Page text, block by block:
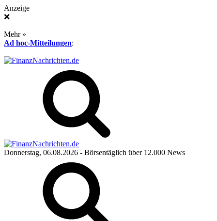
Anzeige
❌
Mehr »
Ad hoc-Mitteilungen:
Donnerstag, 06.08.2026 - Börsentäglich über 12.000 News